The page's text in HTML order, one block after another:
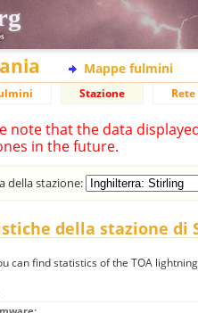
Mappe fulmini
Stazione
note that the data
in the future.
della stazione:
della stazione di
can find statistics of the TOA